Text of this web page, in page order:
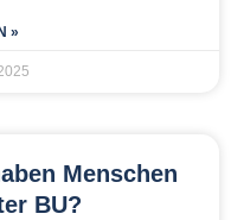
»
Menschen
BU?